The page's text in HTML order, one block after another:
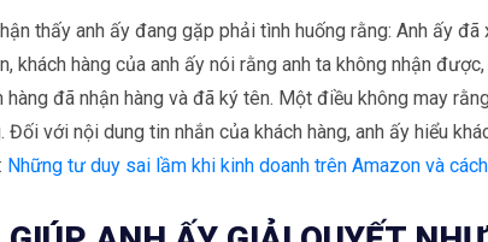
thấy anh ấy đang gặp phải tình huống rằng: Anh ấy
khách hàng của anh ấy nói rằng anh ta không nhận
đã nhận hàng và đã ký tên. Một điều không may
với nội dung tin nhắn của khách hàng, anh ấy hiểu
Những tư duy sai lầm khi kinh doanh trên Amazon và